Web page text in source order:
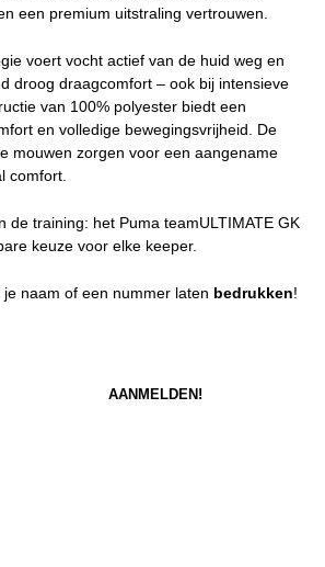
een premium uitstraling vertrouwen.
voert vocht actief van de huid weg en
droog draagcomfort – ook bij intensieve
van 100% polyester biedt een
en volledige bewegingsvrijheid. De
mouwen zorgen voor een aangename
comfort.
de training: het Puma teamULTIMATE GK
keuze voor elke keeper.
naam of een nummer laten bedrukken!